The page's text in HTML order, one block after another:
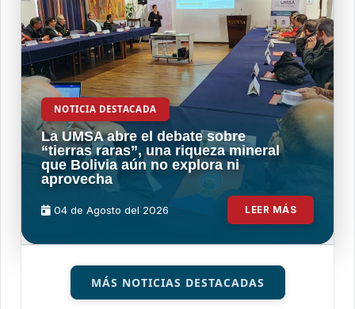
NOTICIA DESTACADA
La UMSA abre el debate sobre
“tierras raras”, una riqueza mineral
que Bolivia aún no explora ni
aprovecha
04 de Agosto del 2026 LEER MÁS
MÁS NOTICIAS DESTACADAS